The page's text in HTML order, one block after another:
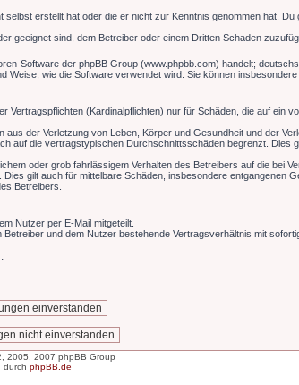
erstellt hat oder die er nicht zur Kenntnis genommen hat. Du
geeignet sind, dem Betreiber oder einem Dritten Schaden
Software der phpBB Group (www.phpbb.com) handelt;
wie die Software verwendet wird. Sie können
(Kardinalpflichten) nur für Schäden, die auf ein
der Verletzung von Leben, Körper und Gesundheit und der
auf die vertragstypischen Durchschnittsschäden begrenzt. Dies
oder grob fahrlässigem Verhalten des Betreibers auf die bei
gilt auch für mittelbare Schäden, insbesondere entgangenen
Betreibers.
Nutzer per E-Mail mitgeteilt.
und dem Nutzer bestehende Vertragsverhältnis mit
2005, 2007 phpBB Group
durch phpBB.de